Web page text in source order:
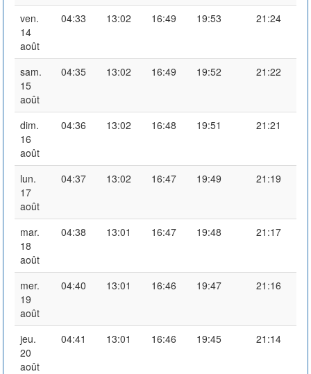
ven.
14
août
04:33 13:02 16:49 19:53 21:24
sam.
15
août
04:35 13:02 16:49 19:52 21:22
dim.
16
août
04:36 13:02 16:48 19:51 21:21
lun.
17
août
04:37 13:02 16:47 19:49 21:19
mar.
18
août
04:38 13:01 16:47 19:48 21:17
mer.
19
août
04:40 13:01 16:46 19:47 21:16
jeu.
20
août
04:41 13:01 16:46 19:45 21:14